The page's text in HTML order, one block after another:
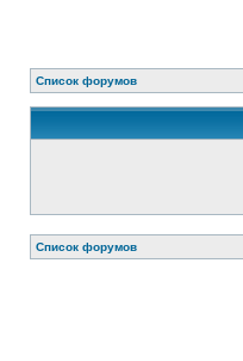
Список форумов
Список форумов